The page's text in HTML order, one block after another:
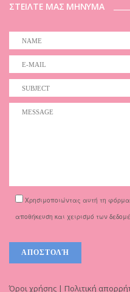
ΣΤΕΙΛΤΕ ΜΑΣ ΜΗΝΥΜΑ
Χρησιμοποιώντας αυτή τη
αποθήκευση και χειρισμό των
Όροι χρήσης | Πολιτική